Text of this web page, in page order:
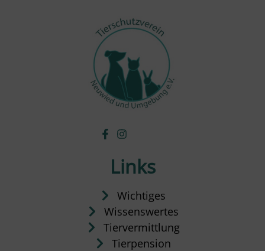
Links
Wichtiges
Wissenswertes
Tiervermittlung
Tierpension